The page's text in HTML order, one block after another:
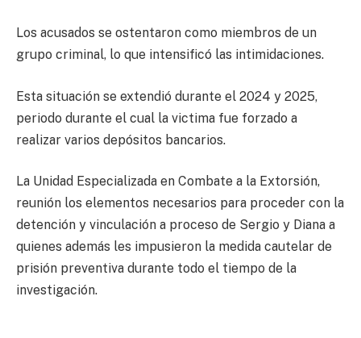
Los acusados se ostentaron como miembros de un
grupo criminal, lo que intensificó las intimidaciones.
Esta situación se extendió durante el 2024 y 2025,
periodo durante el cual la victima fue forzado a
realizar varios depósitos bancarios.
La Unidad Especializada en Combate a la Extorsión,
reunión los elementos necesarios para proceder con la
detención y vinculación a proceso de Sergio y Diana a
quienes además les impusieron la medida cautelar de
prisión preventiva durante todo el tiempo de la
investigación.